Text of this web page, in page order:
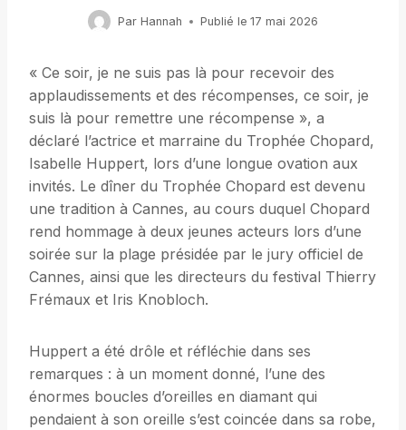
Par Hannah Publié le 17 mai 2026
« Ce soir, je ne suis pas là pour recevoir des
applaudissements et des récompenses, ce soir, je
suis là pour remettre une récompense », a
déclaré l’actrice et marraine du Trophée Chopard,
Isabelle Huppert, lors d’une longue ovation aux
invités. Le dîner du Trophée Chopard est devenu
une tradition à Cannes, au cours duquel Chopard
rend hommage à deux jeunes acteurs lors d’une
soirée sur la plage présidée par le jury officiel de
Cannes, ainsi que les directeurs du festival Thierry
Frémaux et Iris Knobloch.
Huppert a été drôle et réfléchie dans ses
remarques : à un moment donné, l’une des
énormes boucles d’oreilles en diamant qui
pendaient à son oreille s’est coincée dans sa robe,